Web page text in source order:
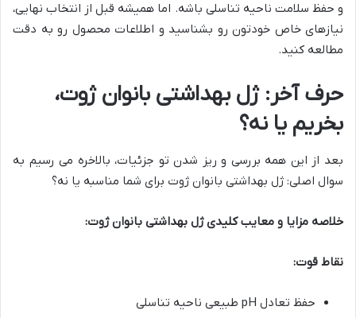
و حفظ سلامت ناحیه تناسلی باشه. اما همیشه قبل از انتخاب نهایی،
نیازهای خاص خودتون رو بشناسید و اطلاعات محصول رو به دقت
مطالعه کنید.
حرف آخر: ژل بهداشتی بانوان ژوت،
بخریم یا نه؟
بعد از این همه بررسی و ریز شدن تو جزئیات، بالاخره می رسیم به
سوال اصلی: ژل بهداشتی بانوان ژوت برای شما مناسبه یا نه؟
خلاصه مزایا و معایب کلیدی ژل بهداشتی بانوان ژوت:
نقاط قوت:
حفظ تعادل pH طبیعی ناحیه تناسلی